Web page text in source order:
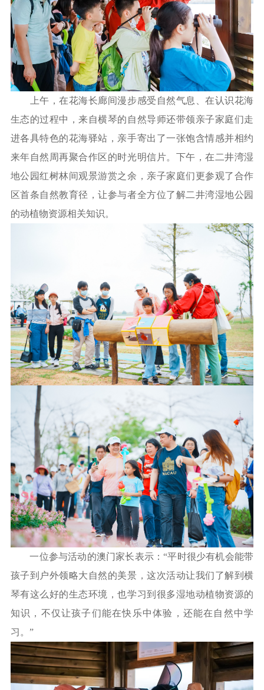
上午，在花海长廊间漫步感受自然气息、在认识花海
生态的过程中，来自横琴的自然导师还带领亲子家庭们走
进各具特色的花海驿站，亲手寄出了一张饱含情感并相约
来年自然周再聚合作区的时光明信片。下午，在二井湾湿
地公园红树林间观景游赏之余，亲子家庭们更参观了合作
区首条自然教育径，让参与者全方位了解二井湾湿地公园
的动植物资源相关知识。
一位参与活动的澳门家长表示：“平时很少有机会能带
孩子到户外领略大自然的美景，这次活动让我们了解到横
琴有这么好的生态环境，也学习到很多湿地动植物资源的
知识，不仅让孩子们能在快乐中体验，还能在自然中学
习。”